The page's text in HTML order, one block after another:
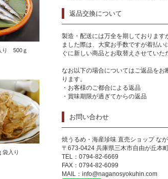
返品交換について
製造・配送には万全を期しております
ました際は、大変お手数ですが着払い
ぐに新しい商品とお取替えさせていた
なお以下の場合についてはご返品をお
ります。
・お客様のご都合による返品
・賞味期限が過ぎてからの返品
お問い合わせ
焼うるめ・海産珍味 直売ショップ な
〒673-0424 兵庫県三木市自由が丘本
TEL：0794-82-6669
FAX：0794-82-6099
MAIL： info@naganosyokuhin.com
り 500ｇ
入り